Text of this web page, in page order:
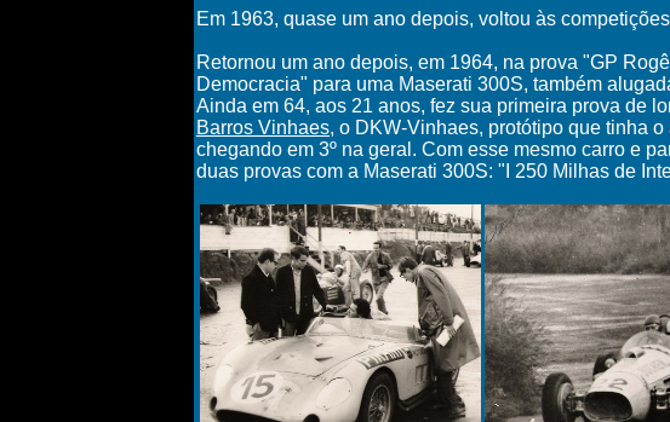
Em 1963, quase um ano depois, voltou às
Retornou um ano depois, em 1964, na prova "GP
Democracia" para uma Maserati 300S, também
Ainda em 64, aos 21 anos, fez sua primeira prova de
Barros Vinhaes, o DKW-Vinhaes, protótipo que tinha
chegando em 3º na geral. Com esse mesmo carro e
duas provas com a Maserati 300S: "I 250 Milhas de